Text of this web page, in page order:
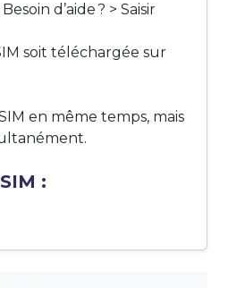
d’aide ? > Saisir
soit téléchargée sur
en même temps, mais
: